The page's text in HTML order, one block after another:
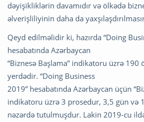
dəyişikliklərin davamıdır və ölkədə
əlverişliliyinin daha da
Qeyd edilməlidir ki, hazırda “Doing
hesabatında Azərbaycan
“Biznesə Başlama” indikatoru üzrə 190
yerdədir. “Doing Business
2019” hesabatında Azərbaycan üçün
indikatoru üzrə 3 prosedur, 3,5 gün və
nəzərdə tutulmuşdur. Lakin 2019-cu